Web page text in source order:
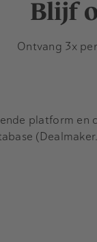
Blijf
Ontvang 3x
platform en